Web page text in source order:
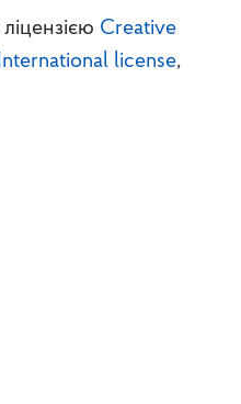
Creative
license,